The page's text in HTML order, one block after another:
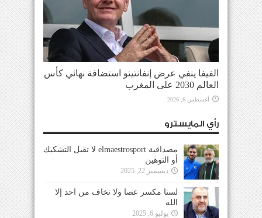
الفيفا ينفي عرض إنفانتينو استضافة نهائي كأس
العالم 2030 على المغرب
أغسطس 6, 2026
رأي المايسترو
مصداقية elmaestrosport لا تقبل التشكيك
أو التوهين
ديسمبر 22, 2025
لسنا مكسر عصا ولا نخاف من احد إلا
الله
يوليو 6, 2025